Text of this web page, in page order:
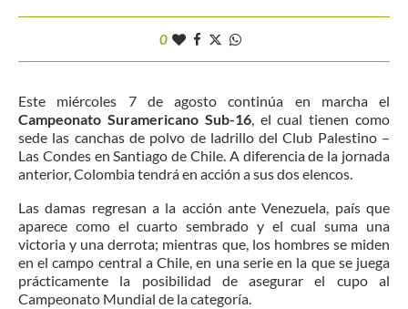
0
Este miércoles 7 de agosto continúa en marcha el
Campeonato Suramericano Sub-16, el cual tienen como
sede las canchas de polvo de ladrillo del Club Palestino –
Las Condes en Santiago de Chile. A diferencia de la jornada
anterior, Colombia tendrá en acción a sus dos elencos.
Las damas regresan a la acción ante Venezuela, país que
aparece como el cuarto sembrado y el cual suma una
victoria y una derrota; mientras que, los hombres se miden
en el campo central a Chile, en una serie en la que se juega
prácticamente la posibilidad de asegurar el cupo al
Campeonato Mundial de la categoría.